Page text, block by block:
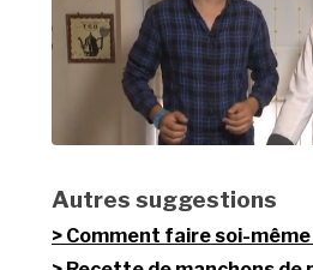
Autres suggestions
Comment faire soi-même